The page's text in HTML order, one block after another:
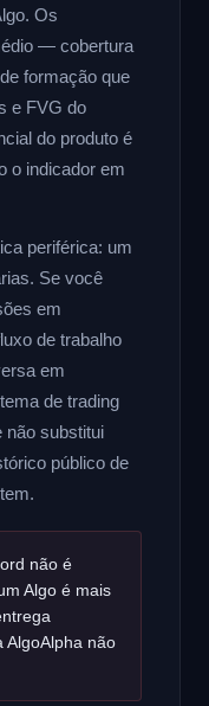
Os
— cobertura
formação que
e FVG do
do produto é
o indicador em
periférica: um
Se você
em
de trabalho
em
de trading
substitui
público de
não é
Algo é mais
AlgoAlpha não